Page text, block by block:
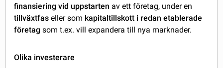
finansiering vid uppstarten av ett företag, under en
tillväxtfas eller som kapitaltillskott i redan etablerade
företag som t.ex. vill expandera till nya marknader.
Olika investerare